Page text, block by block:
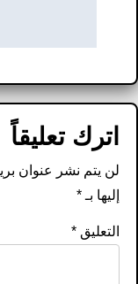
اترك تعليقاً
لن يتم نشر عنوان
إليها بـ*
التعليق*